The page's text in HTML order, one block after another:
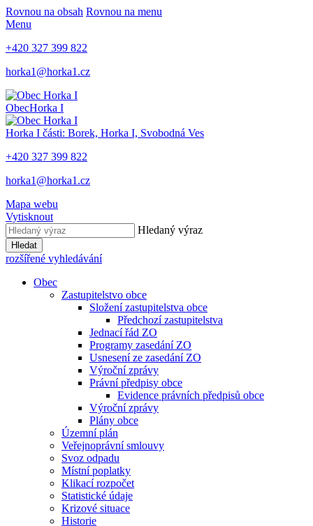
Rovnou na obsah Rovnou na menu
Menu
+420 327 399 822
horka1@horka1.cz
ObecHorka I
Horka I části: Borek, Horka I, Svobodná Ves
+420 327 399 822
horka1@horka1.cz
Mapa webu
Vytisknout
Hledaný výraz
Hledat
rozšířené vyhledávání
Obec
Zastupitelstvo obce
Složení zastupitelstva obce
Předchozí zastupitelstva
Jednací řád ZO
Programy zasedání ZO
Usnesení ze zasedání ZO
Výroční zprávy
Právní předpisy obce
Evidence právních předpisů obce
Výroční zprávy
Plány obce
Územní plán
Veřejnoprávní smlouvy
Svoz odpadu
Místní poplatky
Klikací rozpočet
Statistické údaje
Krizové situace
Historie